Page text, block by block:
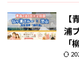
浦